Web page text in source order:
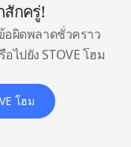
สักครู่!
อผิดพลาดชั่วคราว
ไปยัง STOVE โฮม
โฮม